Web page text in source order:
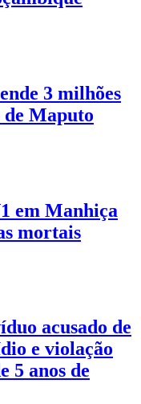
3 milhões
Maputo
em Manhiça
mortais
acusado de
e violação
5 anos de